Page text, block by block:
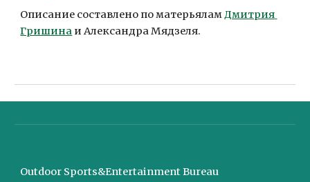
Описание составлено по матерьялам Дмитрия
Гришина и Александра Мядзеля.
Outdoor Sports&Entertainment Bureau